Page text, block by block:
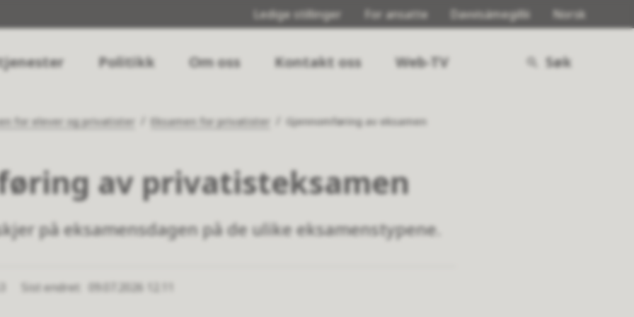
Ledige stillinger For ansatte Davvisámegillii Norsk
Politikk Om oss Kontakt oss Web-TV Søk
for elever og privatister Eksamen for privatister Gjennomføring av eksamen
av privatisteksamen
på eksamensdagen på de ulike eksamenstypene.
Sist endret 09.07.2026 12.11